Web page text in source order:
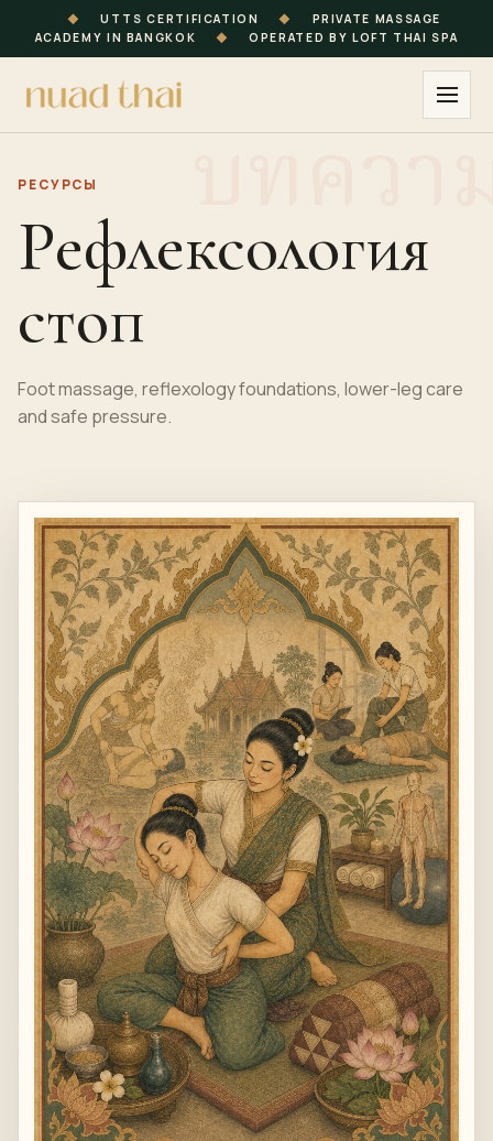
◆ UTTS CERTIFICATION ◆
PRIVATE MASSAGE
ACADEMY IN BANGKOK
◆ OPERATED BY LOFT THAI SPA
РЕСУРСЫ
Рефлексология
стоп
Foot massage, reflexology foundations, lower-leg care
and safe pressure.